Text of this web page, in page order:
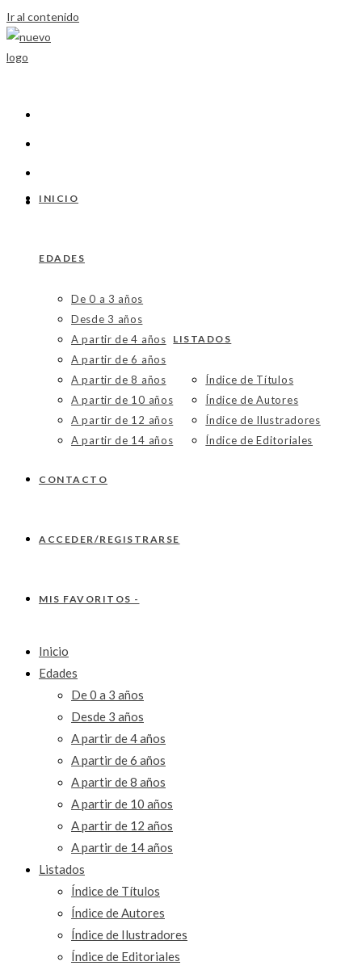
Ir al contenido
INICIO
EDADES
De 0 a 3 años
Desde 3 años
A partir de 4 años
A partir de 6 años
A partir de 8 años
A partir de 10 años
A partir de 12 años
A partir de 14 años
LISTADOS
Índice de Títulos
Índice de Autores
Índice de Ilustradores
Índice de Editoriales
CONTACTO
ACCEDER/REGISTRARSE
MIS FAVORITOS -
Inicio
Edades
De 0 a 3 años
Desde 3 años
A partir de 4 años
A partir de 6 años
A partir de 8 años
A partir de 10 años
A partir de 12 años
A partir de 14 años
Listados
Índice de Títulos
Índice de Autores
Índice de Ilustradores
Índice de Editoriales